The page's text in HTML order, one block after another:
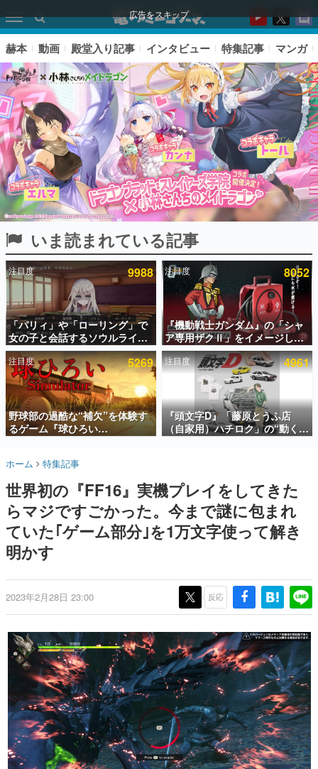
広告をスキップ
ピックアップ
電ファミのいま読まれている記事ランキング
アプリセール情報
インタビュー
連載・特集一覧
殿堂入り記事
SNS拡散数が数千以上！ ページビュー数万以上！ などな
ど。多くの人々に読まれた、電ファミ渾身の“殿堂入り”記
事をまとめました。
名作ゲームクリエイターの方々に製作時のエピソードをお
きます。
赫本
この物語を解いてはいけない。『赫本』は、〈試験問題〉
の形をした短編ホラー小説集です。
これからのデジタルゲーム市場を担う若きクリエイター達
の姿を追い、彼らのルーツと情熱を探っていきます。
ゲームに多大な影響を受けた作家さんに取材し、ゲームが
日本のコンテンツ産業やカルチャーに与えた影響を探る企
画です。
日本モバイルゲーム産業史
日本のモバイルゲーム史における主要なトピック・タイト
ルを網羅するほか、開発者へのインタビューや識者による
解説を掲載。約20年の歴史が一望できる決定版！
若ゲのいたり〜ゲームクリエイターの青春〜
『うつヌケ』『ペンと箸』等で知られるマンガ家・田中圭
一先生によるゲーム業界レポートマンガです。
赫本 動画 殿堂入り記事 インタビュー 特集記事 マンガ
いま読まれている記事
注目度 9988
「パリィ」や「ローリング」で
女の子と会話するソウルライク
恋愛ゲーム『小早川さんはソウ
ルライク』無料公開。返事に失
敗すると「YOU DIED」
注目度 8052
『機動戦士ガンダム』の「シャ
ア専用ザクⅡ」をイメージした
散水ホースリールが予約開始。
本体にはシャアのパーソナルマ
ークやジオン公国軍のエンブレ
ム、型式番号などを配置
注目度 5269
野球部の過酷な“補欠”を体験す
るゲーム『球ひろい
Simulator』が「1件」のウィッ
対応しSNSで話題に。『キング
ダム・カム』開発元やチェコの
プロ野球選手から称賛の声
注目度 4961
『頭文字D』「藤原とうふ店
（自家用）ハチロク」の“動くテ
ィッシュケース”が買えるポップ
モール高崎」にて、8月11日か
ら8月20日までの期間限定で開
催予定
ホーム 特集記事
世界初の『FF16』実機プレイをしてきた
らマジですごかった。今まで謎に包まれ
ていた｢ゲーム部分｣を1万文字使って解き
明かす
2023年2月28日 23:00 反応